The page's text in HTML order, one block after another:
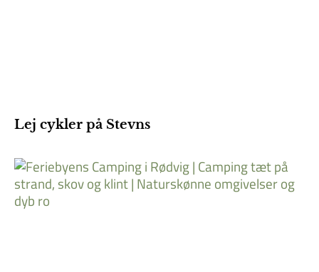
Lej cykler på Stevns